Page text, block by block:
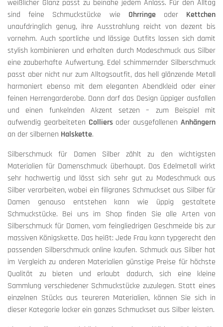
weißlicher Glanz passt zu beinahe jedem Anlass. Für den Alltag
sind feine Schmuckstücke wie Ohrringeoder Kettchen
unaufdringlich genug, ihre Ausstrahlung reicht von dezent bis
vornehm. Auch sportliche und lässige Outfits lassen sich damit
stylish kombinieren und erhalten durch Modeschmuck aus Silber
eine zauberhafte Aufwertung. Edel schimmernder Silberschmuck
passt aber nicht nur zum Alltagsoutfit, das hell glänzende Metall
harmoniert ebenso mit dem eleganten Abendkleid oder einer
feinen Herrengarderobe. Dann darf das Design üppiger ausfallen
und einen funkelnden Akzent setzen – zum Beispiel mit
aufwendig gearbeiteten Colliersoder ausgefallenenAnhängern
an der silbernen Halskette.
Silberschmuck für Damen Silber zählt zu den wichtigsten
Materialien für Damenschmuck überhaupt. Das Edelmetall wirkt
sehr hochwertig und lässt sich sehr gut zu Modeschmuck aus
Silber verarbeiten, wobei ein filigranes Schmuckset aus Silber für
Damen genauso entstehen kann wie üppig gestaltete
Schmuckstücke. Bei uns im Shop finden Sie alle Arten von
Silberschmuck für Damen, vom feingliedrigen Geschmeide bis zur
massiven Königskette. Das heißt: Jede Frau kann typgerecht den
passenden Silberschmuck online kaufen. Schmuck aus Silber hat
im Vergleich zu anderen Materialien günstige Preise für höchste
Qualität zu bieten und erlaubt dadurch, sich eine kleine
Sammlung verschiedener Schmuckstücke zuzulegen. Statt eines
einzelnen Stücks aus teureren Materialien, können Sie sich in
dieser Kategorie locker ein ganzes Schmuckset aus Silber leisten.